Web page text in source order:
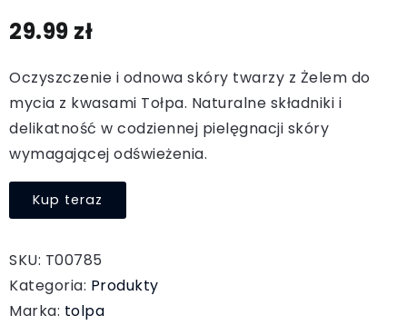
29.99 zł
Oczyszczenie i odnowa skóry twarzy z Żelem do
mycia z kwasami Tołpa. Naturalne składniki i
delikatność w codziennej pielęgnacji skóry
wymagającej odświeżenia.
Kup teraz
SKU: T00785
Kategoria: Produkty
Marka: tolpa